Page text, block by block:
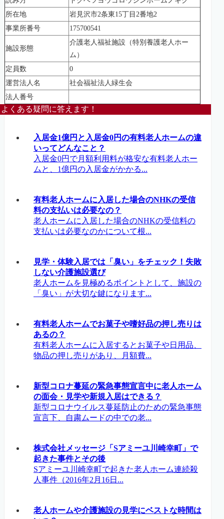
所在地
岩見沢市2条東15丁目2番地2
事業所番号
175700541
施設形態
介護老人福祉施設（特別養護老人ホー
ム）
定員数
0
運営法人名
社会福祉法人緑生会
法人番号
よくある疑問に答えます！
入居金1億円と入居金0円の有料老人ホームの違
いってどんなこと？
入居金0円で月額利用料が格安な有料老人ホー
ムと、1億円の入居金がかかる...
有料老人ホームに入居した場合のNHKの受信
料の支払いは必要なの？
老人ホームに入居した場合のNHKの受信料の
支払いは必要なのかについて根...
見学・体験入居では「臭い」をチェック！失敗
しない介護施設選び
老人ホームを見極めるポイントとして、施設の
「臭い」が大切な鍵になります...
有料老人ホームでお菓子や嗜好品の押し売りは
あるの？
有料老人ホームに入居するとお菓子や日用品、
物品の押し売りがあり、月額費...
新型コロナ蔓延の緊急事態宣言中に老人ホーム
の面会・見学や新規入居はできる？
新型コロナウイルス蔓延防止のための緊急事態
宣言下、自粛ムードの中での老...
株式会社メッセージ「Sアミーユ川崎幸町」で
起きた事件とその後
Sアミーユ川崎幸町で起きた老人ホーム連続殺
人事件（2016年2月16日...
老人ホームや介護施設の見学にベストな時間は